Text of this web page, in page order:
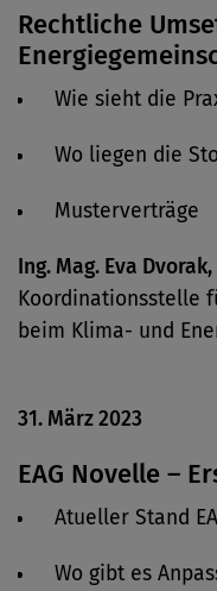
Rechtliche
Wie sieht die
Wo liegen die
Musterverträge
Ing. Mag. Eva Dvorak,
Koordinationsstelle
beim Klima- und
31. März 2023
EAG Novelle –
Atueller Stand
Wo gibt es